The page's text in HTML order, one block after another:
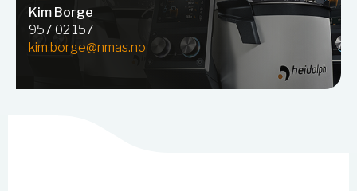
Kim Borge
957 02 157
kim.borge@nmas.no